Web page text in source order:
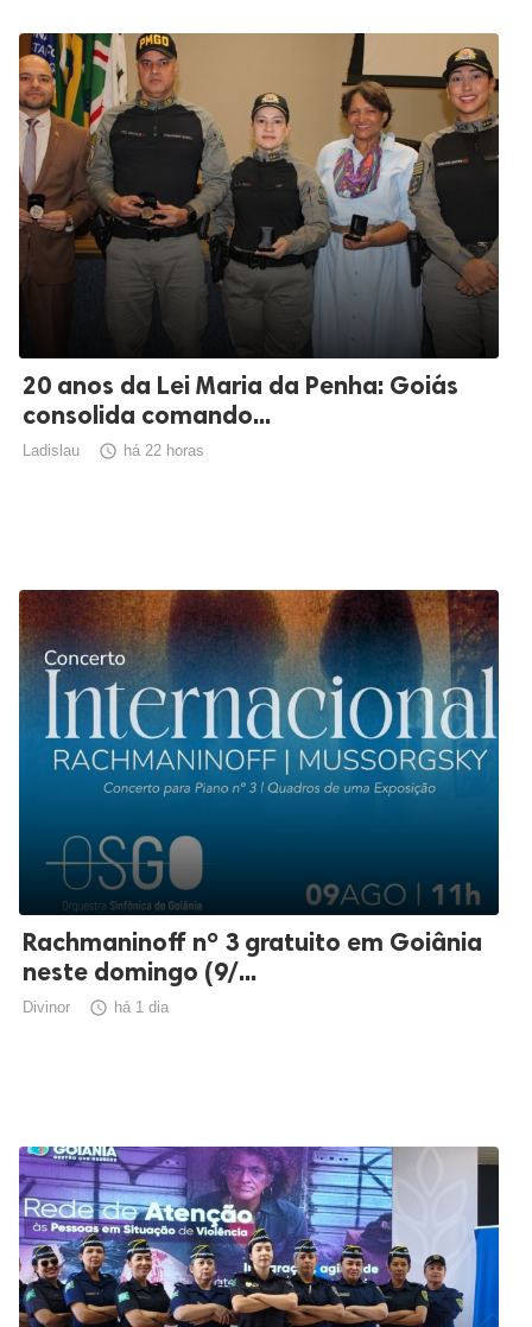
20 anos da Lei Maria da Penha: Goiás
consolida comando...
Ladislau  há 22 horas
Rachmaninoff nº 3 gratuito em Goiânia
neste domingo (9/...
Divinor  há 1 dia